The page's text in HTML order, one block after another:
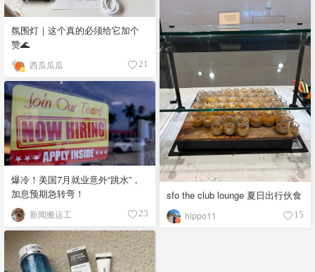
氛围灯｜这个真的必须给它加个
赞🌊
西瓜瓜瓜 21
sfo the club lounge 夏日出行伙食
hippo11 15
爆冷！美国7月就业意外“跳水”，
加息预期急转弯！
新闻搬运工 23